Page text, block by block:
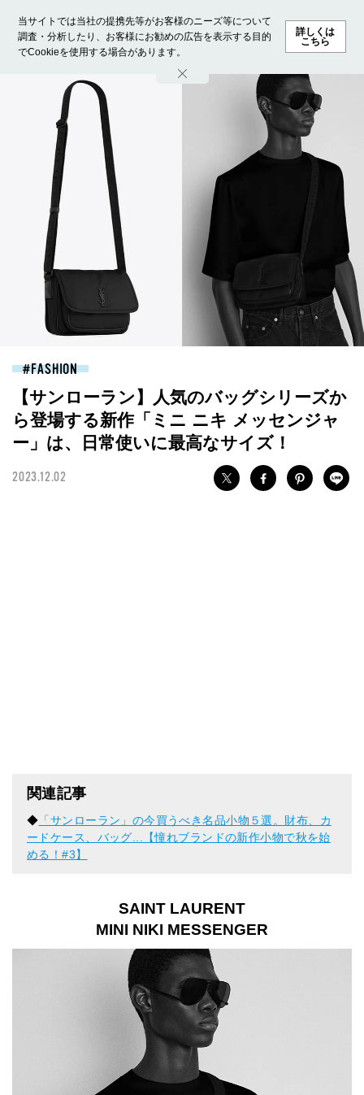
当サイトでは当社の提携先等がお客様のニーズ等について
調査・分析したり、お客様にお勧めの広告を表示する目的
でCookieを使用する場合があります。
詳しくは
こちら
ホーム モデル募集 ランキング ファッション ビューテ
FASHION
【サンローラン】人気のバッグシリーズか
ら登場する新作「ミニ ニキ メッセンジャ
ー」は、日常使いに最高なサイズ！
2023.12.02
関連記事
◆ 「サンローラン」の今買うべき名品小物５選。財布、カ
ードケース、バッグ...【憧れブランドの新作小物で秋を始
める！#3】
SAINT LAURENT
MINI NIKI MESSENGER